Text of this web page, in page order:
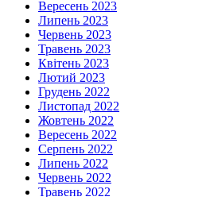
Вересень 2023
Липень 2023
Червень 2023
Травень 2023
Квітень 2023
Лютий 2023
Грудень 2022
Листопад 2022
Жовтень 2022
Вересень 2022
Серпень 2022
Липень 2022
Червень 2022
Травень 2022